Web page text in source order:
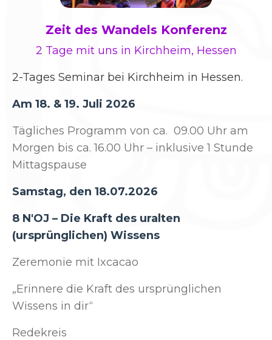
Zeit des Wandels Konferenz
2 Tage mit uns in Kirchheim, Hessen
2-Tages Seminar bei Kirchheim in Hessen.
Am 18. & 19. Juli 2026
Tägliches Programm von ca. 09.00 Uhr am
Morgen bis ca. 16.00 Uhr – inklusive 1 Stunde
Mittagspause
Samstag, den 18.07.2026
8 N'OJ – Die Kraft des uralten
(ursprünglichen) Wissens
Zeremonie mit Ixcacao
„Erinnere die Kraft des ursprünglichen
Wissens in dir“
Redekreis